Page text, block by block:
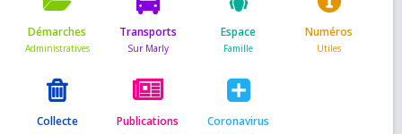
Démarches Transports Espace Numéros
Collecte Publications
Coronavirus